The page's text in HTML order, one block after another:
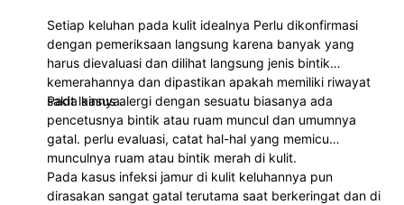
Setiap keluhan pada kulit idealnya Perlu dikonfirmasi
dengan pemeriksaan langsung karena banyak yang
harus dievaluasi dan dilihat langsung jenis bintik
kemerahannya dan dipastikan apakah memiliki riwayat
sakit lainnya.
Pada kasus alergi dengan sesuatu biasanya ada
pencetusnya bintik atau ruam muncul dan umumnya
gatal. perlu evaluasi, catat hal-hal yang memicu
munculnya ruam atau bintik merah di kulit.
Pada kasus infeksi jamur di kulit keluhannya pun
dirasakan sangat gatal terutama saat berkeringat dan di